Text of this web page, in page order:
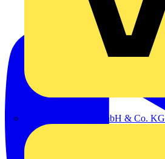
Alexander Bürkle GmbH & Co. KG